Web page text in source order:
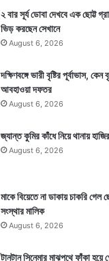
২ বার সূর্য ডোবা দেখবে এক ছোট্ট
ভিড় করছেন সেখানে
August 6, 2026
দক্ষিণবঙ্গে ভারী বৃষ্টির পূর্বাভাস,
আবহাওয়া দফতর
August 6, 2026
জ্যান্ত কুমির কাঁধে নিয়ে থানায়
August 6, 2026
মাকে বিয়েতে না ডাকায় চাকরি
সংস্থার মালিক
August 6, 2026
টানটান সিনেমার মাঝপথে ফাঁকা